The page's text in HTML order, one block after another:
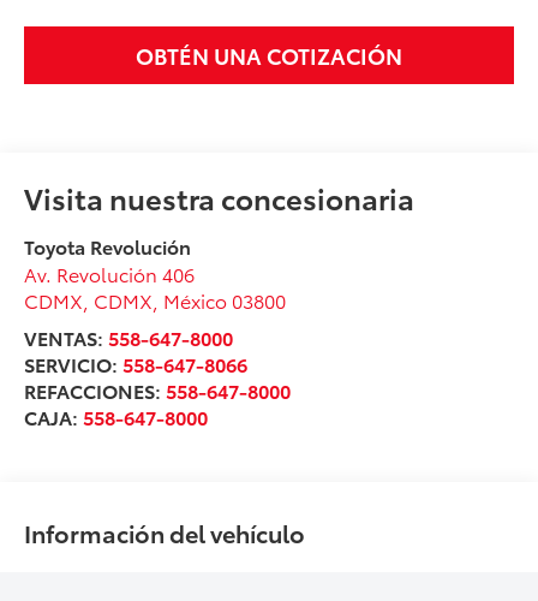
OBTÉN UNA COTIZACIÓN
Visita nuestra concesionaria
Toyota Revolución
Av. Revolución 406
CDMX CDMX , México 03800
VENTAS:558-647-8000
SERVICIO:558-647-8066
REFACCIONES:558-647-8000
CAJA:558-647-8000
Información del vehículo